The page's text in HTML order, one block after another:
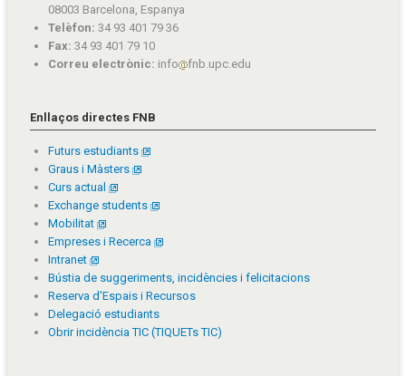
08003 Barcelona, Espanya
Telèfon: 34 93 401 79 36
Fax: 34 93 401 79 10
Correu electrònic: info fnb.upc.edu
Enllaços directes FNB
Futurs estudiants
Graus i Màsters
Curs actual
Exchange students
Mobilitat
Empreses i Recerca
Intranet
Bústia de suggeriments, incidències i felicitacions
Reserva d'Espais i Recursos
Delegació estudiants
Obrir incidència TIC (TIQUETs TIC)